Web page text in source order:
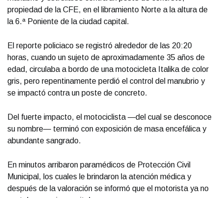
propiedad de la CFE, en el libramiento Norte a la altura de
la 6.ª Poniente de la ciudad capital.
El reporte policiaco se registró alrededor de las 20:20
horas, cuando un sujeto de aproximadamente 35 años de
edad, circulaba a bordo de una motocicleta Italika de color
gris, pero repentinamente perdió el control del manubrio y
se impactó contra un poste de concreto.
Del fuerte impacto, el motociclista —del cual se desconoce
su nombre— terminó con exposición de masa encefálica y
abundante sangrado.
En minutos arribaron paramédicos de Protección Civil
Municipal, los cuales le brindaron la atención médica y
después de la valoración se informó que el motorista ya no